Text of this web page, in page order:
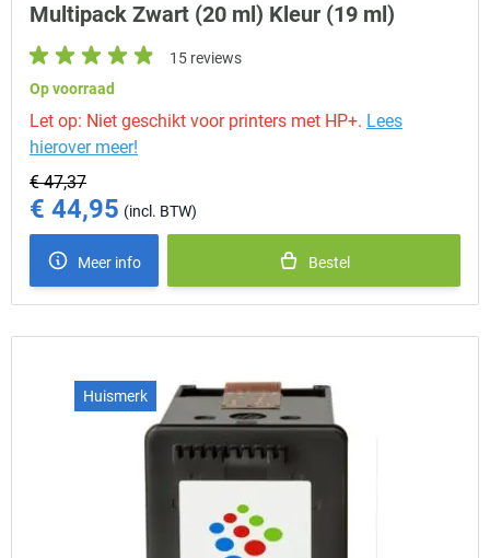
Multipack Zwart (20 ml) Kleur (19 ml)
15 reviews
Op voorraad
Let op: Niet geschikt voor printers met HP+. Lees
hierover meer!
€ 47,37
Special Price
€ 44,95
Meer info Bestel
Huismerk